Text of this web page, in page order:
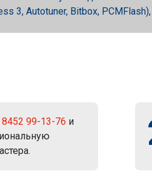
3, Autotuner, Bitbox,
8452 99-13-76 и